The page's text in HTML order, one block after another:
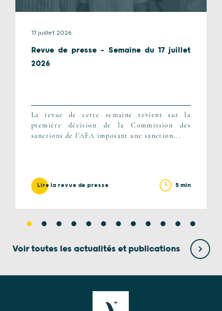
17 juillet 2026
Revue de presse – Semaine du 17 juillet
2026
La revue de cette semaine revient sur la
première décision de la Commission des
sanctions de l’AFA imposant une sanction...
Lire la revue de presse 5 min
Voir toutes les actualités et publications